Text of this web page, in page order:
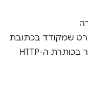
שמקודד בכתובת